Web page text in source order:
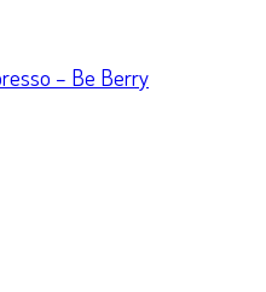
– Be Berry